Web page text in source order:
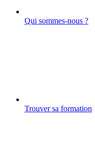
Qui sommes-nous ?
Trouver sa formation